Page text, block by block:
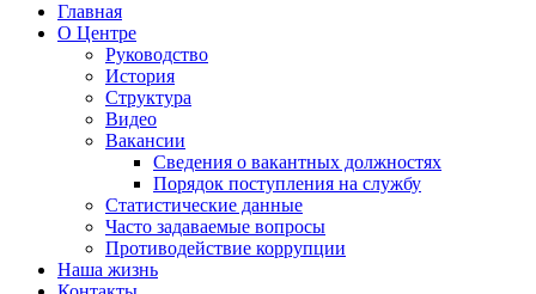
Главная
О Центре
Руководство
История
Структура
Видео
Вакансии
Сведения о вакантных должностях
Порядок поступления на службу
Статистические данные
Часто задаваемые вопросы
Противодействие коррупции
Наша жизнь